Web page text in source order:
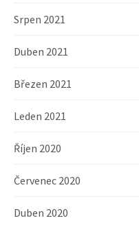
Srpen 2021
Duben 2021
Březen 2021
Leden 2021
Říjen 2020
Červenec 2020
Duben 2020